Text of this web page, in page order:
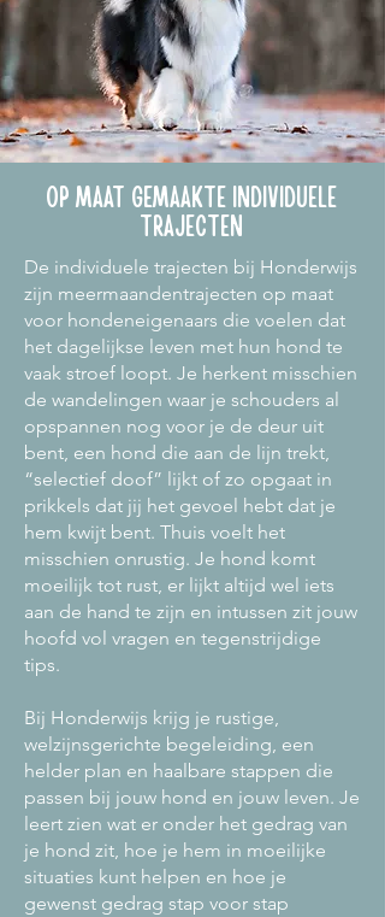
OP MAAT GEMAAKTE INDIVIDUELE
TRAJECTEN
De individuele trajecten bij Honderwijs
zijn meermaandentrajecten op maat
voor hondeneigenaars die voelen dat
het dagelijkse leven met hun hond te
vaak stroef loopt. Je herkent misschien
de wandelingen waar je schouders al
opspannen nog voor je de deur uit
bent, een hond die aan de lijn trekt,
“selectief doof” lijkt of zo opgaat in
prikkels dat jij het gevoel hebt dat je
hem kwijt bent. Thuis voelt het
misschien onrustig. Je hond komt
moeilijk tot rust, er lijkt altijd wel iets
aan de hand te zijn en intussen zit jouw
hoofd vol vragen en tegenstrijdige
tips.
Bij Honderwijs krijg je rustige,
welzijnsgerichte begeleiding, een
helder plan en haalbare stappen die
passen bij jouw hond en jouw leven. Je
leert zien wat er onder het gedrag van
je hond zit, hoe je hem in moeilijke
situaties kunt helpen en hoe je
gewenst gedrag stap voor stap